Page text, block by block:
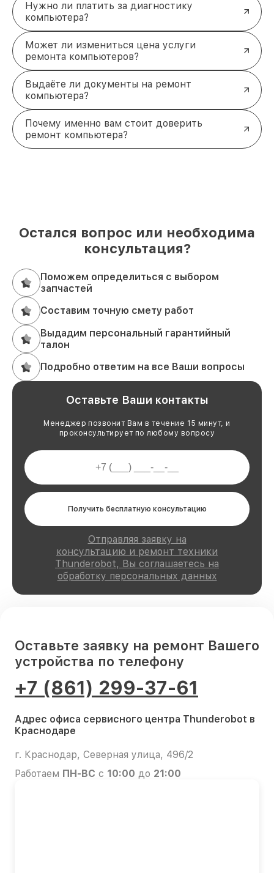
сервисный центр и обратно.
Заключение: ваш Thunderobot
снова в строю!
Не ждите, пока проблема усугубится.
Оставьте
заявку на бесплатную диагностику
оценим состояние вашего компьютера, устраним
неисправности и продлим срок его службы.
Звоните по телефону +7 (861) 299-37-61 или
приходите по адресу Северная улица, 496/2.
Нужно ли платить за диагностику
компьютера?
Может ли измениться цена услуги
ремонта компьютеров?
Выдаёте ли документы на ремонт
компьютера?
Почему именно вам стоит доверить
ремонт компьютера?
Остался вопрос или необходима
консультация?
Поможем определиться с выбором
запчастей
Составим точную смету работ
Выдадим персональный гарантийный
талон
Подробно ответим на все Ваши вопросы
Оставьте Ваши контакты
Менеджер позвонит Вам в течение 15 минут, и
проконсультирует по любому вопросу
Получить бесплатную консультацию
Отправляя заявку на
консультацию и ремонт техники
Thunderobot, Вы соглашаетесь на
обработку персональных данных
Оставьте заявку на ремонт Вашего
устройства по телефону
+7 (861) 299-37-61
Адрес офиса сервисного центра Thunderobot в
Краснодаре
г. Краснодар, Северная улица, 496/2
Работаем ПН-ВС с 10:00 до 21:00